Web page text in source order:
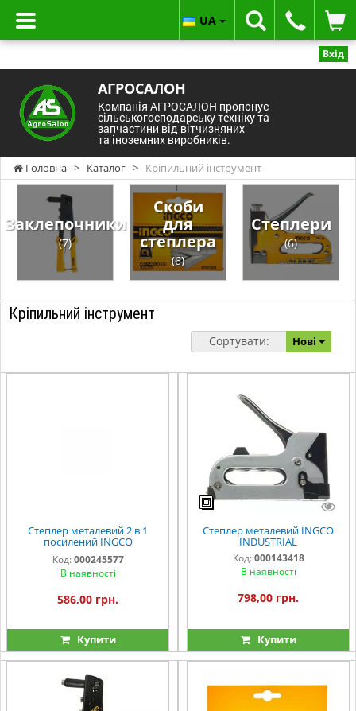
Вхід
АГРОСАЛОН
Компанія АГРОСАЛОН пропонує
сільськогосподарську техніку та
запчастини від вітчизняних
та іноземних виробників.
UA
Головна > Каталог > Кріпильний інструмент
Заклепочники
(7)
Скоби
для
степлера
(6)
Степлери
(6)
Кріпильний інструмент
Сортувати: Нові
Степлер металевий 2 в 1
посилений INGCO
INDUSTRIAL
Код: 000245577
В наявності
586,00 грн.
Купити
Степлер металевий INGCO
INDUSTRIAL
Код: 000143418
В наявності
798,00 грн.
Купити